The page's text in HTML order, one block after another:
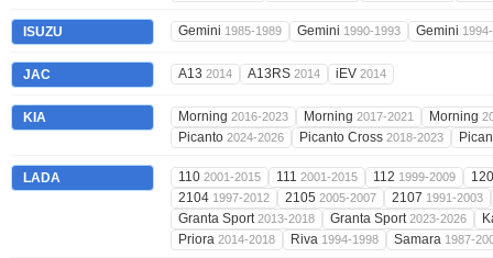
ISUZU Gemini 1985-1989 Gemini 1990-1993 Gemini
JAC A13 2014 A13RS 2014 iEV 2014
KIA Morning 2016-2023 Morning 2017-2021 Morning
Picanto 2024-2026 Picanto Cross 2018-2023
LADA 110 2001-2015 111 2001-2015 112 1999-2009
2104 1997-2012 2105 2005-2007 2107 1991-2003
Granta Sport2013-2018 Granta Sport2023-2026
Priora 2014-2018 Riva 1994-1998 Samara 1987-